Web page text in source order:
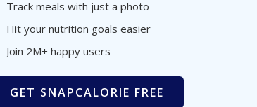
Track meals with just a photo
Hit your nutrition goals easier
Join 2M+ happy users
GET SNAPCALORIE FREE